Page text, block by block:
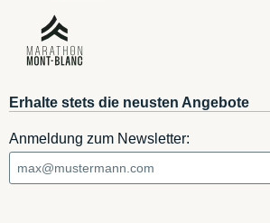
Erhalte stets die neusten Angebote
Anmeldung zum Newsletter: